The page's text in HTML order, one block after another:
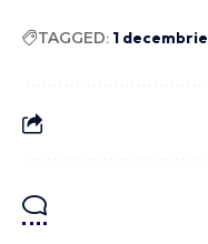
TAGGED: 1 decembrie